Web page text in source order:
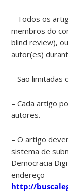
– Todos os
membros do
blind review),
autor(es)
– São limitadas
– Cada artigo
autores.
– O artigo
sistema de
Democracia
endereço
http://